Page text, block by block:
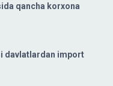
qancha korxona
davlatlardan import